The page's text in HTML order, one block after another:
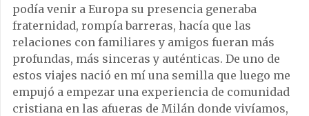
podía venir a Europa su presencia generaba
fraternidad, rompía barreras, hacía que las
relaciones con familiares y amigos fueran más
profundas, más sinceras y auténticas. De uno de
estos viajes nació en mí una semilla que luego me
empujó a empezar una experiencia de comunidad
cristiana en las afueras de Milán donde vivíamos,